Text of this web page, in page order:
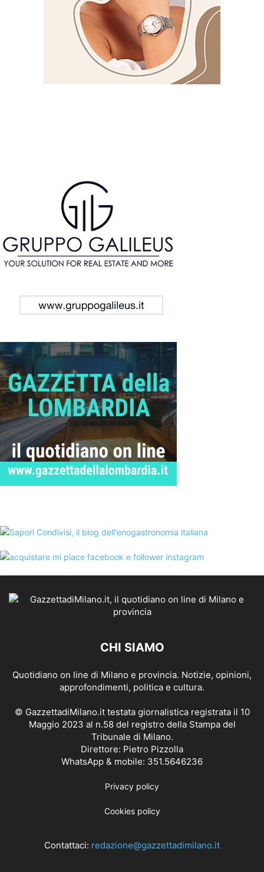
CHI SIAMO
Quotidiano on line di Milano e provincia. Notizie, opinioni,
approfondimenti, politica e cultura.
© GazzettadiMilano.it testata giornalistica registrata il 10
Maggio 2023 al n.58 del registro della Stampa del
Tribunale di Milano.
Direttore: Pietro Pizzolla
WhatsApp & mobile: 351.5646236
Privacy policy
Cookies policy
Contattaci: redazione@gazzettadimilano.it